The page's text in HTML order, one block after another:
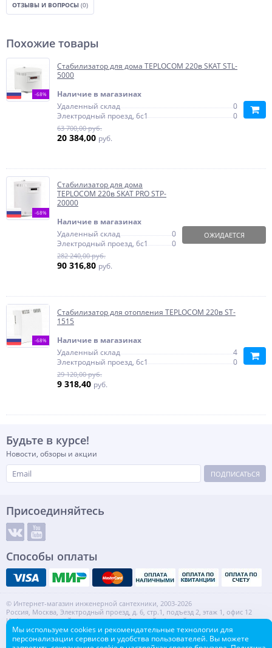
ОТЗЫВЫ И ВОПРОСЫ (0)
Похожие товары
-68%
Стабилизатор для дома TEPLOCOM 220в SKAT STL-
5000
Наличие в магазинах
Удаленный склад
0
Электродный проезд, 6с1
0
63 700,00 руб.
20 384,00 руб.
-68%
Стабилизатор для дома
TEPLOCOM 220в SKAT PRO STP-
20000
Наличие в магазинах
Удаленный склад
0
Электродный проезд, 6с1
0
282 240,00 руб.
90 316,80 руб.
ОЖИДАЕТСЯ
-68%
Стабилизатор для отопления TEPLOCOM 220в ST-
1515
Наличие в магазинах
Удаленный склад
4
Электродный проезд, 6с1
0
29 120,00 руб.
9 318,40 руб.
Будьте в курсе!
Новости, обзоры и акции
ПОДПИСАТЬСЯ
Присоединяйтесь
Способы оплаты
© Интернет-магазин инженерной сантехники, 2003-2026
Россия, Москва, Электродный проезд, д. 6, стр.1, подъезд 2, этаж 1, офис 12
Информация на сайте не является публичной офертой.
ИНН: 7720553918 КПП: 772001001
Контакты Карта сайта
Мы используем cookies и рекомендательные технологии для
персонализации сервисов и удобства пользователей. Вы можете